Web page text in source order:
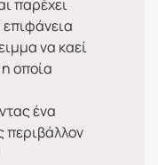
παρέχει
να καεί
οποία
ένα
περιβάλλον